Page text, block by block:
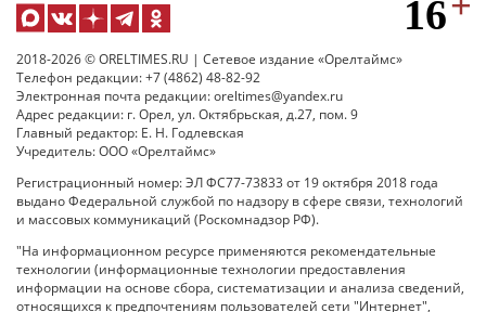
2018-2026 © ORELTIMES.RU | Сетевое издание «Орелтаймс»
Телефон редакции: +7 (4862) 48-82-92
Электронная почта редакции: oreltimes@yandex.ru
Адрес редакции: г. Орел, ул. Октябрьская, д.27, пом. 9
Главный редактор: Е. Н. Годлевская
Учредитель: ООО «Орелтаймс»
Регистрационный номер: ЭЛ ФС77-73833 от 19 октября 2018 года
выдано Федеральной службой по надзору в сфере связи, технологий
и массовых коммуникаций (Роскомнадзор РФ).
"На информационном ресурсе применяются рекомендательные
технологии (информационные технологии предоставления
информации на основе сбора, систематизации и анализа сведений,
относящихся к предпочтениям пользователей сети "Интернет",